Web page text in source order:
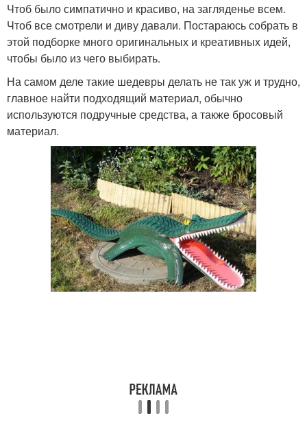
Чтоб было симпатично и красиво, на загляденье всем.
Чтоб все смотрели и диву давали. Постараюсь собрать в
этой подборке много оригинальных и креативных идей,
чтобы было из чего выбирать.
На самом деле такие шедевры делать не так уж и трудно,
главное найти подходящий материал, обычно
используются подручные средства, а также бросовый
материал.